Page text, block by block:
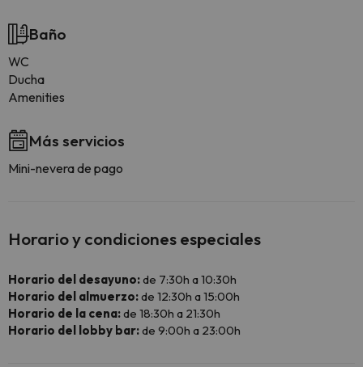
Baño
WC
Ducha
Amenities
Más servicios
Mini-nevera de pago
Horario y condiciones especiales
Horario del desayuno:de 7:30h a 10:30h
Horario del almuerzo:de 12:30h a 15:00h
Horario de la cena:de 18:30h a 21:30h
Horario del lobby bar:de 9:00h a 23:00h